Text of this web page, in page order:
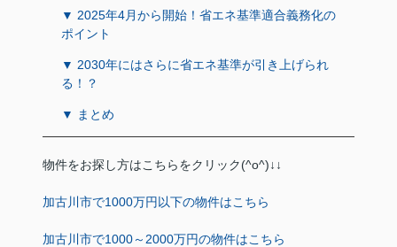
▼ 2025年4月から開始！省エネ基準適合義務化の
ポイント
▼ 2030年にはさらに省エネ基準が引き上げられ
る！？
▼ まとめ
物件をお探し方はこちらをクリック(^o^)↓↓
加古川市で1000万円以下の物件はこちら
加古川市で1000～2000万円の物件はこちら